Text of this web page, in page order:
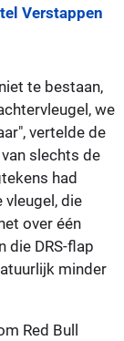
Verstappen
te bestaan,
we
vertelde de
slechts de
had
vleugel, die
over één
die DRS-flap
minder
Red Bull